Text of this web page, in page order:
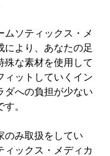
ムソティックス・メ
により、あなたの足
殊な素材を使用して
ィットしていくイン
ダへの負担が少ない
。
のみ取扱をしてい
ィックス・メディカ